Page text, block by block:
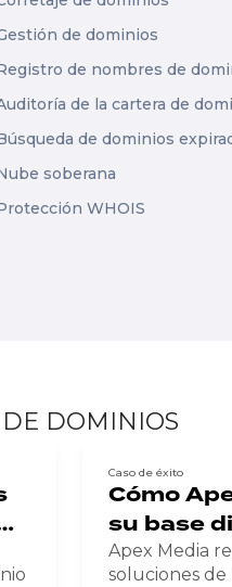
de dominios
de nombres de
de la cartera de
de dominios
soberana
WHOIS
DOMINIOS
Caso de éxito
Cómo
su base
Apex Media
soluciones